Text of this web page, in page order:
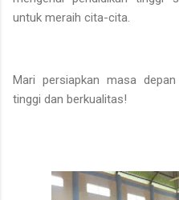
untuk meraih cita-cita.
Mari persiapkan masa
tinggi dan berkualitas!